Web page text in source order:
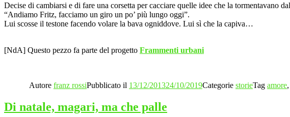
Decise di cambiarsi e di fare una corsetta per cacciare quelle idee che la tormentavano
“Andiamo Fritz, facciamo un giro un po’ più lungo oggi”.
Lui scosse il testone facendo volare la bava ogniddove. Lui sì che la capiva…
[NdA] Questo pezzo fa parte del progetto Frammenti urbani
Autore franz rossiPubblicato il 13/12/201324/10/2019Categorie storieTag amore,
Di natale, magari, ma che palle